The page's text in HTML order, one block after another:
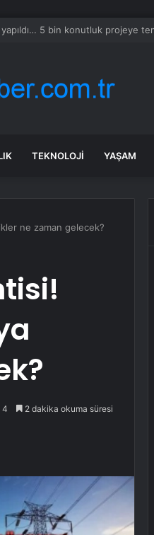
TEKNOLOJI YAŞAM
ne zaman gelecek?
4 2 dakika okuma süresi